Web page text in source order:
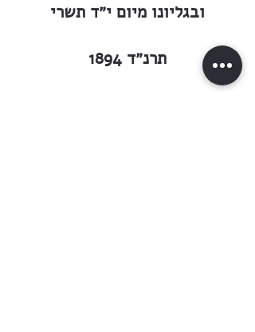
ובגליונו מיום י״ד תשרי
תרנ״ד 1894